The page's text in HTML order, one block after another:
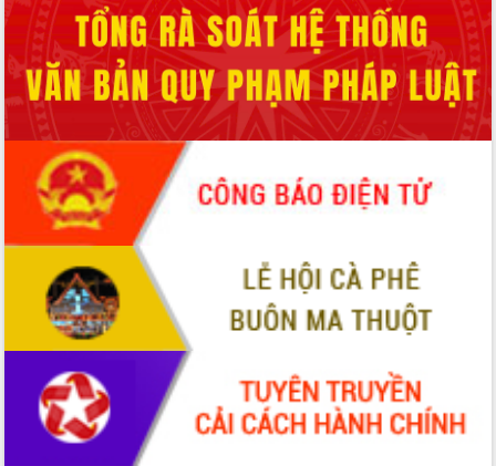
Không có file video nào để phát.